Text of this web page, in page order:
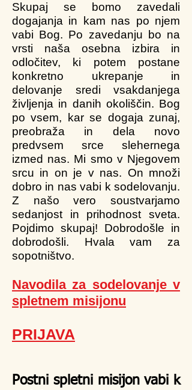
Skupaj se bomo zavedali
dogajanja in kam nas po njem
vabi Bog. Po zavedanju bo na
vrsti naša osebna izbira in
odločitev, ki potem postane
konkretno ukrepanje in
delovanje sredi vsakdanjega
življenja in danih okoliščin. Bog
po vsem, kar se dogaja zunaj,
preobraža in dela novo
predvsem srce slehernega
izmed nas. Mi smo v Njegovem
srcu in on je v nas. On množi
dobro in nas vabi k sodelovanju.
Z našo vero soustvarjamo
sedanjost in prihodnost sveta.
Pojdimo skupaj! Dobrodošle in
dobrodošli. Hvala vam za
sopotništvo.
Navodila za sodelovanje v
spletnem misijonu
PRIJAVA
Postni spletni misijon vabi k